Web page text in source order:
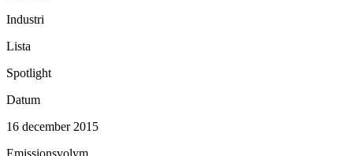
Industri
Lista
Spotlight
Datum
16 december 2015
Emissionsvolym